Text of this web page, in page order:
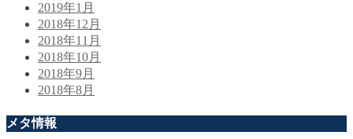
2019年1月
2018年12月
2018年11月
2018年10月
2018年9月
2018年8月
メタ情報